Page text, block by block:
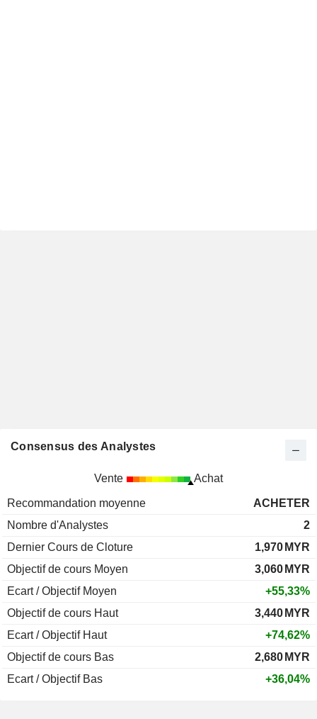
Consensus des Analystes
Vente Achat
Recommandation moyenne
ACHETER
Nombre d'Analystes
2
Dernier Cours de Cloture
1,970 MYR
Objectif de cours Moyen
3,060 MYR
Ecart / Objectif Moyen
+55,33%
Objectif de cours Haut
3,440 MYR
Ecart / Objectif Haut
+74,62%
Objectif de cours Bas
2,680 MYR
Ecart / Objectif Bas
+36,04%